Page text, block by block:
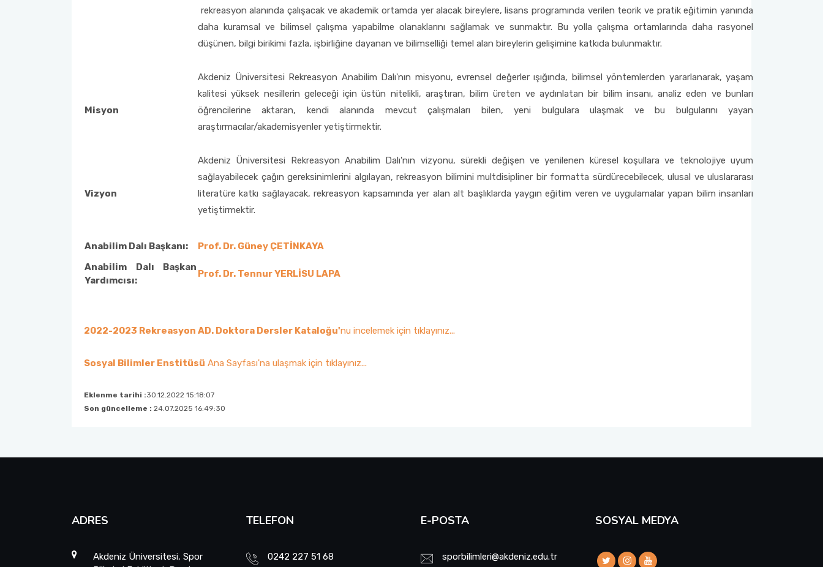
rekreasyon alanında çalışacak ve akademik ortamda yer alacak bireylere, lisans programında verilen teorik ve pratik eğitimin yanında
daha kuramsal ve bilimsel çalışma yapabilme olanaklarını sağlamak ve sunmaktır. Bu yolla çalışma ortamlarında daha rasyonel
düşünen, bilgi birikimi fazla, işbirliğine dayanan ve bilimselliği temel alan bireylerin gelişimine katkıda bulunmaktır.
Misyon
Akdeniz Üniversitesi Rekreasyon Anabilim Dalı'nın misyonu, evrensel değerler ışığında, bilimsel yöntemlerden yararlanarak, yaşam
kalitesi yüksek nesillerin geleceği için üstün nitelikli, araştıran, bilim üreten ve aydınlatan bir bilim insanı, analiz eden ve bunları
öğrencilerine aktaran, kendi alanında mevcut çalışmaları bilen, yeni bulgulara ulaşmak ve bu bulgularını yayan
araştırmacılar/akademisyenler yetiştirmektir.
Vizyon
Akdeniz Üniversitesi Rekreasyon Anabilim Dalı'nın vizyonu, sürekli değişen ve yenilenen küresel koşullara ve teknolojiye uyum
sağlayabilecek çağın gereksinimlerini algılayan, rekreasyon bilimini multdisipliner bir formatta sürdürecebilecek, ulusal ve uluslararası
literatüre katkı sağlayacak, rekreasyon kapsamında yer alan alt başlıklarda yaygın eğitim veren ve uygulamalar yapan bilim insanları
yetiştirmektir.
Anabilim Dalı Başkanı:
Prof. Dr. Güney ÇETİNKAYA
Anabilim Dalı Başkan
Yardımcısı:
Prof. Dr. Tennur YERLİSU LAPA
2022-2023 Rekreasyon AD. Doktora Dersler Kataloğu'nu incelemek için tıklayınız...
Sosyal Bilimler Enstitüsü Ana Sayfası'na ulaşmak için tıklayınız...
Eklenme tarihi :30.12.2022 15:18:07
Son güncelleme : 24.07.2025 16:49:30
ADRES
Akdeniz Üniversitesi, Spor
TELEFON
0242 227 51 68
E-POSTA
sporbilimleri@akdeniz.edu.tr
SOSYAL MEDYA